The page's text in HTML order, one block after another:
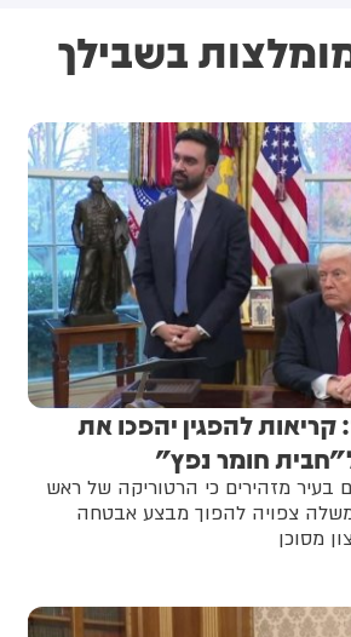
בשבילך
קריאות להפגין יהפכו את
ל"חבית חומר נפץ"
בעיר מזהירים כי הרטוריקה של ראש
צפויה להפוך מבצע אבטחה
מסוכן